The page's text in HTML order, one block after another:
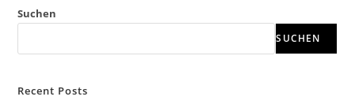
Suchen
SUCHEN
Recent Posts